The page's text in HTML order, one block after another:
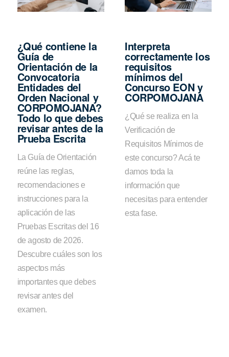
¿Qué contiene la
Guía de
Orientación de la
Convocatoria
Entidades del
Orden Nacional y
CORPOMOJANA?
Todo lo que debes
revisar antes de la
Prueba Escrita
La Guía de Orientación
reúne las reglas,
recomendaciones e
instrucciones para la
aplicación de las
Pruebas Escritas del 16
de agosto de 2026.
Descubre cuáles son los
aspectos más
importantes que debes
revisar antes del
examen.
Interpreta
correctamente los
requisitos
mínimos del
Concurso EON y
CORPOMOJANA
¿Qué se realiza en la
Verificación de
Requisitos Mínimos de
este concurso? Acá te
damos toda la
información que
necesitas para entender
esta fase.